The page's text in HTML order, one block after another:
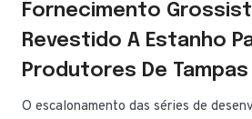
Fornecimento
Revestido A Estanho
Produtores De Tampas
O escalonamento das séries de